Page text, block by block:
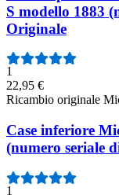
S modello 1883
Originale
1
22,95 €
Ricambio originale
Case inferiore
(numero seriale
1